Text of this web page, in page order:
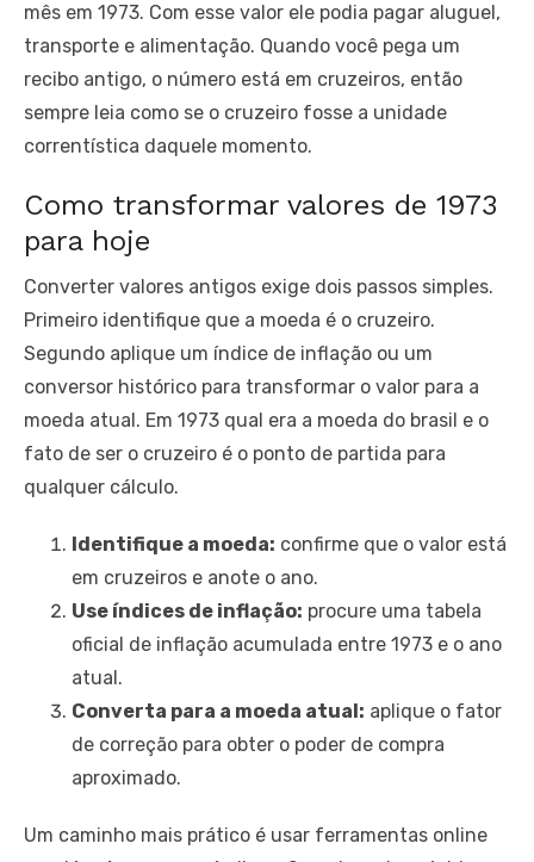
mês em 1973. Com esse valor ele podia pagar aluguel,
transporte e alimentação. Quando você pega um
recibo antigo, o número está em cruzeiros, então
sempre leia como se o cruzeiro fosse a unidade
correntística daquele momento.
Como transformar valores de 1973
para hoje
Converter valores antigos exige dois passos simples.
Primeiro identifique que a moeda é o cruzeiro.
Segundo aplique um índice de inflação ou um
conversor histórico para transformar o valor para a
moeda atual. Em 1973 qual era a moeda do brasil e o
fato de ser o cruzeiro é o ponto de partida para
qualquer cálculo.
Identifique a moeda: confirme que o valor está
em cruzeiros e anote o ano.
Use índices de inflação: procure uma tabela
oficial de inflação acumulada entre 1973 e o ano
atual.
Converta para a moeda atual: aplique o fator
de correção para obter o poder de compra
aproximado.
Um caminho mais prático é usar ferramentas online